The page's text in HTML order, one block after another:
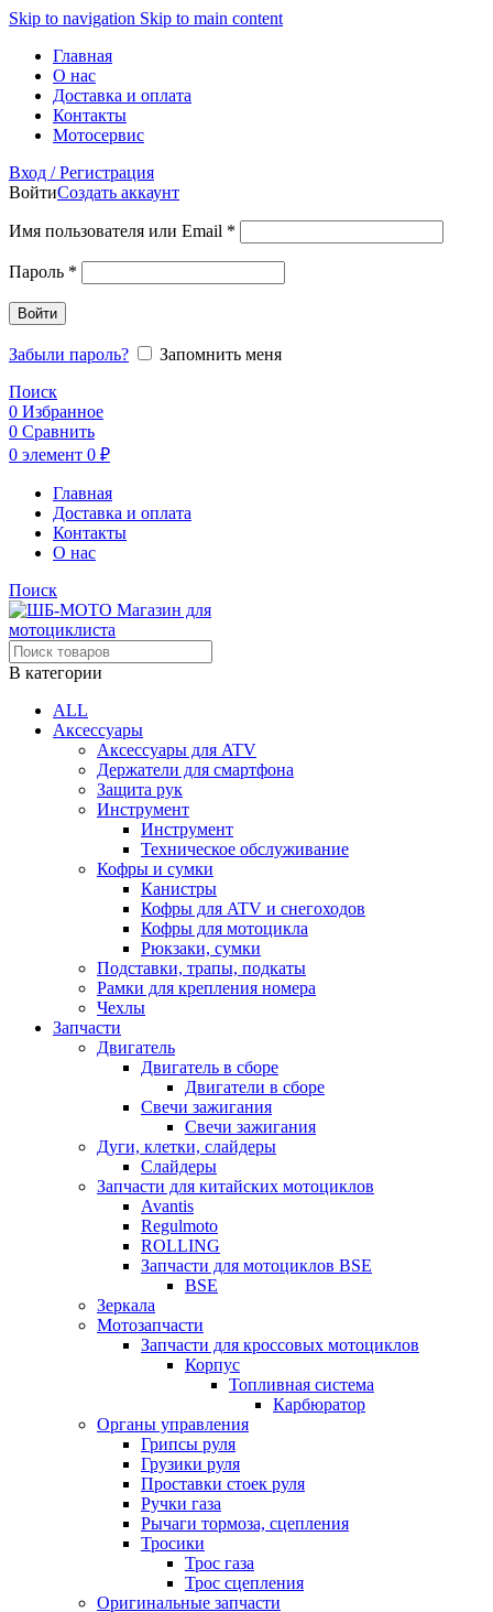
Skip to navigation Skip to main content
Главная
О нас
Доставка и оплата
Контакты
Мотосервис
Вход / Регистрация
ВойтиСоздать аккаунт
Имя пользователя или Email *
Пароль *
Войти
Забыли пароль?
Запомнить меня
Поиск
0 Избранное
0 Сравнить
0 элемент 0 ₽
Главная
Доставка и оплата
Контакты
О нас
Поиск
В категории
ALL
Аксессуары
Аксессуары для ATV
Держатели для смартфона
Защита рук
Инструмент
Инструмент
Техническое обслуживание
Кофры и сумки
Канистры
Кофры для ATV и снегоходов
Кофры для мотоцикла
Рюкзаки, сумки
Подставки, трапы, подкаты
Рамки для крепления номера
Чехлы
Запчасти
Двигатель
Двигатель в сборе
Двигатели в сборе
Свечи зажигания
Свечи зажигания
Дуги, клетки, слайдеры
Слайдеры
Запчасти для китайских мотоциклов
Avantis
Regulmoto
ROLLING
Запчасти для мотоциклов BSE
BSE
Зеркала
Мотозапчасти
Запчасти для кроссовых мотоциклов
Корпус
Топливная система
Карбюратор
Органы управления
Грипсы руля
Грузики руля
Проставки стоек руля
Ручки газа
Рычаги тормоза, сцепления
Тросики
Трос газа
Трос сцепления
Оригинальные запчасти